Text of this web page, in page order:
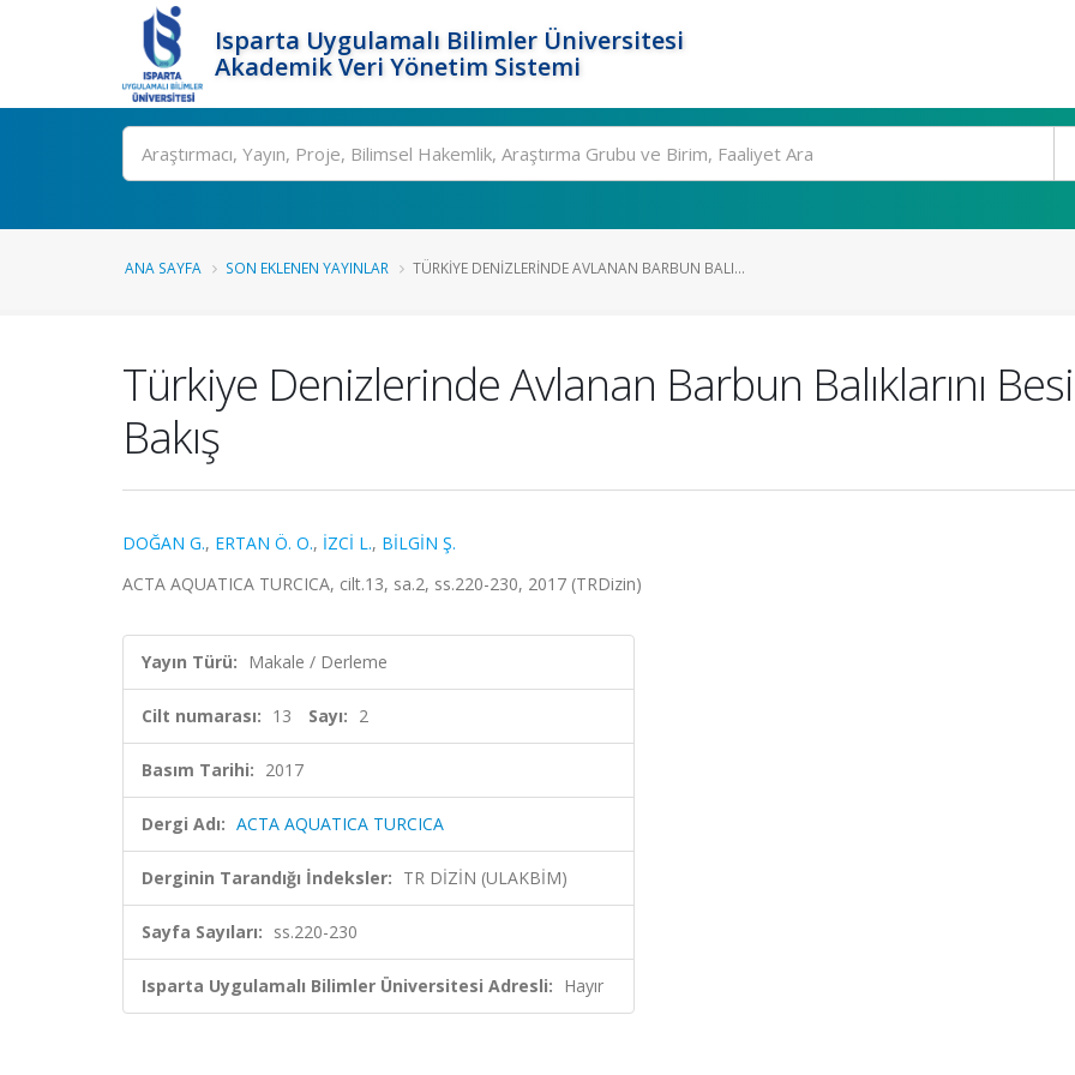
Isparta Uygulamalı Bilimler Üniversitesi
Akademik Veri Yönetim Sistemi
Ara
ANA SAYFA SON EKLENEN YAYINLAR TÜRKIYE DENIZLERINDE AVLANAN BARBUN BALI...
Türkiye Denizlerinde Avlanan Barbun Balıklarını
Bakış
DOĞAN G., ERTAN Ö. O., İZCİ L., BİLGİN Ş.
ACTA AQUATICA TURCICA, cilt.13, sa.2, ss.220-230, 2017 (TRDizin)
Yayın Türü: Makale / Derleme
Cilt numarası: 13 Sayı: 2
Basım Tarihi: 2017
Dergi Adı: ACTA AQUATICA TURCICA
Derginin Tarandığı İndeksler: TR DİZİN (ULAKBİM)
Sayfa Sayıları: ss.220-230
Isparta Uygulamalı Bilimler Üniversitesi Adresli: Hayır